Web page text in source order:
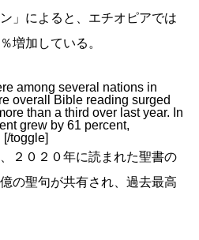
」によると、エチオピアでは
増加している。
among several nations in
overall Bible reading surged
than a third over last year. In
grew by 61 percent,
toggle]
２０２０年に読まれた聖書の
の聖句が共有され、過去最高